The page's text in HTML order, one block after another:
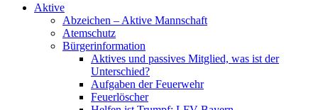
Aktive
Abzeichen – Aktive Mannschaft
Atemschutz
Bürgerinformation
Aktives und passives Mitglied, was ist der
Unterschied?
Aufgaben der Feuerwehr
Feuerlöscher